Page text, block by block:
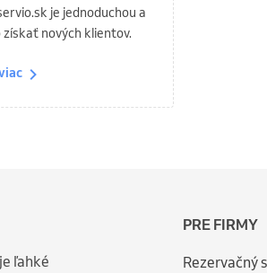
je jednoduchou a
nových klientov.
ľahké
PRE FIRMY
Rezervačný